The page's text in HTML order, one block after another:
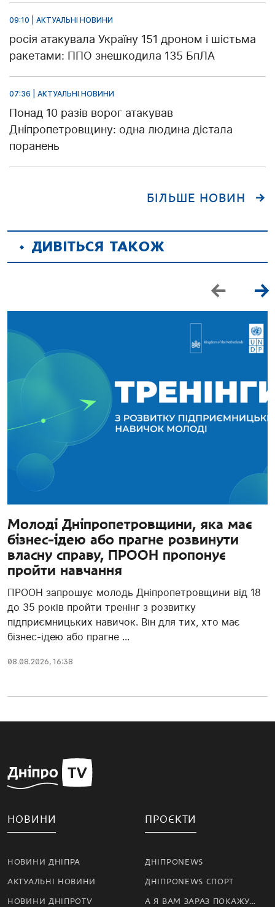
09:10 | АКТУАЛЬНІ НОВИНИ
росія атакувала Україну 151 дроном і шістьма
ракетами: ППО знешкодила 135 БпЛА
07:36 | АКТУАЛЬНІ НОВИНИ
Понад 10 разів ворог атакував
Дніпропетровщину: одна людина дістала
поранень
БІЛЬШЕ НОВИН
ДИВІТЬСЯ ТАКОЖ
Молоді Дніпропетровщини, яка має
бізнес-ідею або прагне розвинути
власну справу, ПРООН пропонує
пройти навчання
ПРООН запрошує молодь Дніпропетровщини від 18
до 35 років пройти тренінг з розвитку
підприємницьких навичок. Він для тих, хто має
бізнес-ідею або прагне ...
08.08.2026, 16:38
НОВИНИ
НОВИНИ ДНІПРА
АКТУАЛЬНІ НОВИНИ
НОВИНИ ДНІПРОTV
ПРОЄКТИ
ДНІПРОNEWS
ДНІПРОNEWS СПОРТ
А Я ВАМ ЗАРАЗ ПОКАЖУ…